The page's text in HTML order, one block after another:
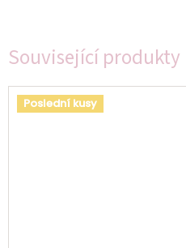
Související produkty
Poslední kusy